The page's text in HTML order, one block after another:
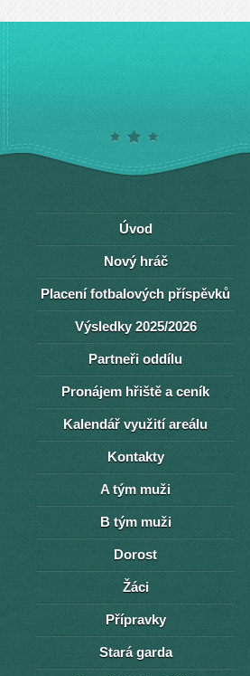
Úvod
Nový hráč
Placení fotbalových příspěvků
Výsledky 2025/2026
Partneři oddílu
Pronájem hřiště a ceník
Kalendář využití areálu
Kontakty
A tým muži
B tým muži
Dorost
Žáci
Přípravky
Stará garda